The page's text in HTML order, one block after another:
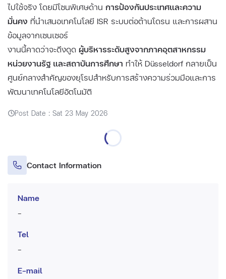
ไปใช้จริง โดยมีโซนพิเศษด้าน การป้องกันประเทศและความ
มั่นคง ที่นำเสนอเทคโนโลยี ISR ระบบต่อต้านโดรน และการผสาน
ข้อมูลจากเซนเซอร์
งานนี้คาดว่าจะดึงดูด ผู้บริหารระดับสูงจากภาคอุตสาหกรรม
หน่วยงานรัฐ และสถาบันการศึกษา ทำให้ Düsseldorf กลายเป็น
ศูนย์กลางสำคัญของยุโรปสำหรับการสร้างความร่วมมือและการ
พัฒนาเทคโนโลยีอัตโนมัติ
Post Date : Sat 23 May 2026
Contact Information
Name
-
Tel
-
E-mail